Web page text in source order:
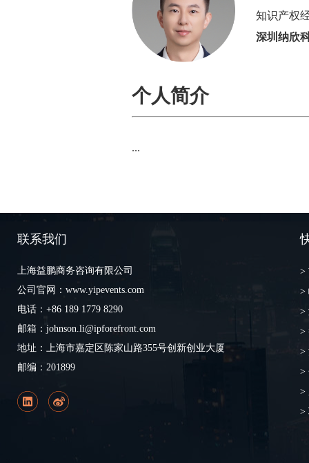
知识产权
深圳纳欣
个人简介
...
联系我们
上海益鹏商务咨询有限公司
公司官网：www.yipevents.com
电话：+86 189 1779 8290
邮箱：johnson.li@ipforefront.com
地址：上海市嘉定区陈家山路355号创新创业大厦
邮编：201899
>
>
>
>
>
>
>
>